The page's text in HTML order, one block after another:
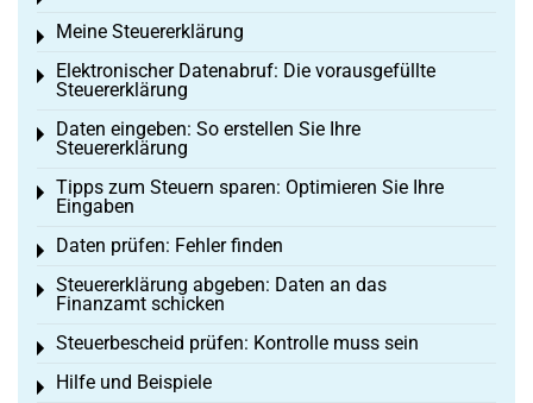
Meine Steuererklärung
Toggle menu
Elektronischer Datenabruf: Die vorausgefüllte
Steuererklärung
Toggle menu
Daten eingeben: So erstellen Sie Ihre
Steuererklärung
Toggle menu
Tipps zum Steuern sparen: Optimieren Sie Ihre
Eingaben
Toggle menu
Daten prüfen: Fehler finden
Toggle menu
Steuererklärung abgeben: Daten an das
Finanzamt schicken
Toggle menu
Steuerbescheid prüfen: Kontrolle muss sein
Toggle menu
Hilfe und Beispiele
Toggle menu